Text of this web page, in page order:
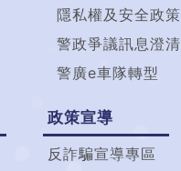
隱私權及安全政策
警政爭議訊息澄清
警廣e車隊轉型
政策宣導
反詐騙宣導專區